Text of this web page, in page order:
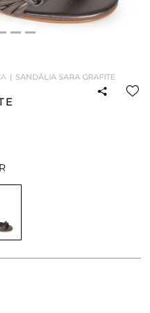
SANDÁLIA SARA GRAFITE